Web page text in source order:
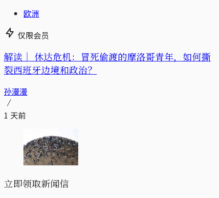
欧洲
仅限会员
解读｜ 休达危机：冒死偷渡的摩洛哥青年，如何撕
裂西班牙边境和政治？
孙漫漫
1 天前
立即领取新闻信